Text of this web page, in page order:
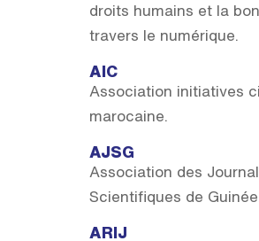
droits humains et la
travers le numérique.
AIC
Association initiatives
marocaine.
AJSG
Association des
Scientifiques de Guinée.
ARIJ